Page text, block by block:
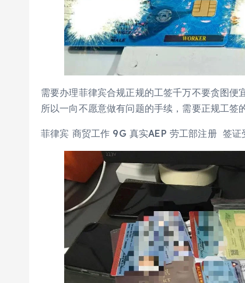
需要办理菲律宾合规正规的工签千万不要贪图便
所以一向不愿意做有问题的手续，需要正规工签
菲律宾 商贸工作 9G 真实AEP 劳工部注册 签证